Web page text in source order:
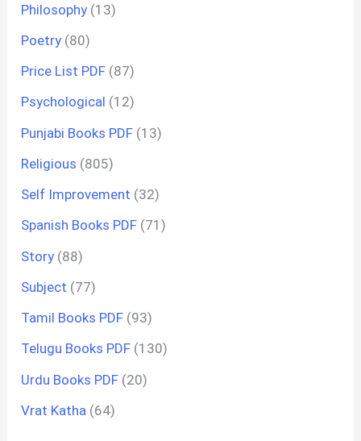
Philosophy (13)
Poetry (80)
Price List PDF (87)
Psychological (12)
Punjabi Books PDF (13)
Religious (805)
Self Improvement (32)
Spanish Books PDF (71)
Story (88)
Subject (77)
Tamil Books PDF (93)
Telugu Books PDF (130)
Urdu Books PDF (20)
Vrat Katha (64)